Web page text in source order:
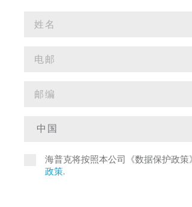
海普克将按照本公司《数据保护政策
政策.